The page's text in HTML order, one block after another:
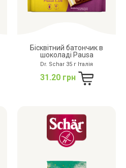
Бісквітний батончик в
шоколаді Pausa
Dr. Schar 35 г Італія
31.20 грн